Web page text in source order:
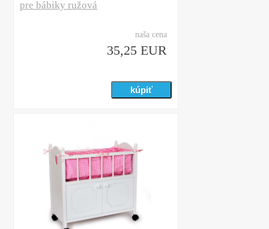
pre bábiky ružová
naša cena
35,25 EUR